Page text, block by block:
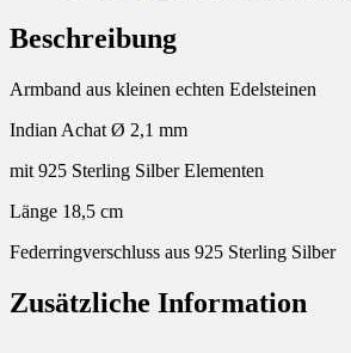
Beschreibung
Armband aus kleinen echten Edelsteinen
Indian Achat Ø 2,1 mm
mit 925 Sterling Silber Elementen
Länge 18,5 cm
Federringverschluss aus 925 Sterling Silber
Zusätzliche Information